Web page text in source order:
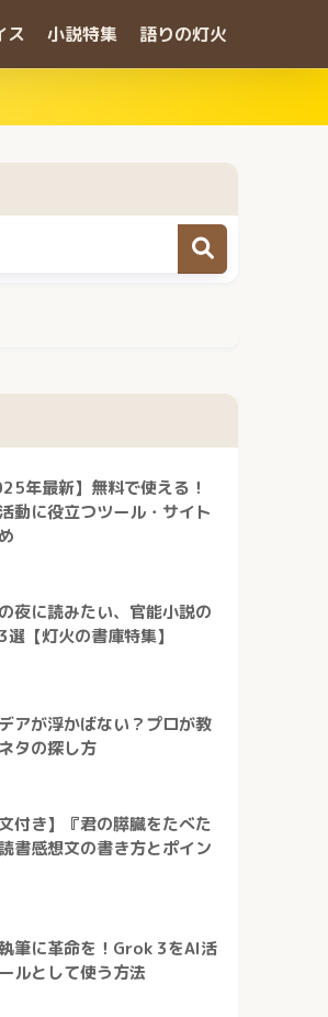
ス 小説特集 語りの灯火
年最新】無料で使える！
動に役立つツール・サイト
夜に読みたい、官能小説の
選【灯火の書庫特集】
アが浮かばない？プロが教
タの探し方
文付き】『君の膵臓をたべた
書感想文の書き方とポイン
筆に革命を！Grok 3をAI活
ルとして使う方法